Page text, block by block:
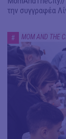
την συγγραφέα
# MOM AND THE